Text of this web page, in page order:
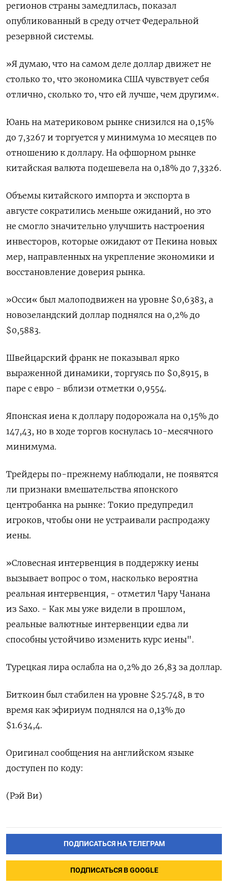
регионов страны замедлилась, показал
опубликованный в среду отчет Федеральной
резервной системы.
»Я думаю, что на самом деле доллар движет не
столько то, что экономика США чувствует себя
отлично, сколько то, что ей лучше, чем другим«.
Юань на материковом рынке снизился на 0,15%
до 7,3267​ и торгуется у минимума 10 месяцев по
отношению к доллару. На офшорном рынке
китайская валюта подешевела на 0,18% до 7,3326.
Объемы китайского импорта и экспорта в
августе сократились меньше ожиданий, но это
не смогло значительно улучшить настроения
инвесторов, которые ожидают от Пекина новых
мер, направленных на укрепление экономики и
восстановление доверия рынка.
»Осси« был малоподвижен на уровне $0,6383​, а
новозеландский доллар поднялся на 0,2% до
$0,5883​.
Швейцарский франк не показывал ярко
выраженной динамики, торгуясь по $0,8915​, в
паре с евро - вблизи отметки 0,9554.
Японская иена к доллару подорожала на 0,15%​ до
147,43, но в ходе торгов коснулась 10-месячного
минимума.
Трейдеры по-прежнему наблюдали, не появятся
ли признаки вмешательства японского
центробанка на рынке: Токио предупредил
игроков, чтобы они не устраивали распродажу
иены.
»Словесная интервенция в поддержку иены
вызывает вопрос о том, насколько вероятна
реальная интервенция, - отметил Чару Чанана
из Saxo. - Как мы уже видели в прошлом,
реальные валютные интервенции едва ли
способны устойчиво изменить курс иены".
Турецкая лира ослабла на 0,2% до 26,83 за доллар.
Биткоин был стабилен на уровне $25.748, в то
время как эфириум поднялся на 0,13% до
$1.634,4.
Оригинал сообщения на английском языке
доступен по коду:
(Рэй Ви)
ПОДПИСАТЬСЯ НА ТЕЛЕГРАМ
ПОДПИСАТЬСЯ В GOOGLE